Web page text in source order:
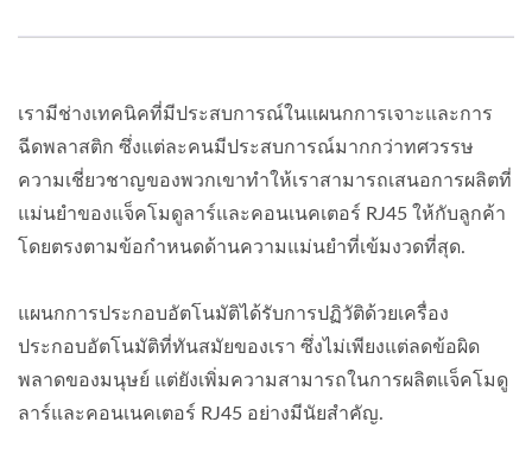
เรามีช่างเทคนิคที่มีประสบการณ์ในแผนกการเจาะและการ
ฉีดพลาสติก ซึ่งแต่ละคนมีประสบการณ์มากกว่าทศวรรษ
ความเชี่ยวชาญของพวกเขาทำให้เราสามารถเสนอการผลิตที่
แม่นยำของแจ็คโมดูลาร์และคอนเนคเตอร์ RJ45 ให้กับลูกค้า
โดยตรงตามข้อกำหนดด้านความแม่นยำที่เข้มงวดที่สุด.
แผนกการประกอบอัตโนมัติได้รับการปฏิวัติด้วยเครื่อง
ประกอบอัตโนมัติที่ทันสมัยของเรา ซึ่งไม่เพียงแต่ลดข้อผิด
พลาดของมนุษย์ แต่ยังเพิ่มความสามารถในการผลิตแจ็คโมดู
ลาร์และคอนเนคเตอร์ RJ45 อย่างมีนัยสำคัญ.